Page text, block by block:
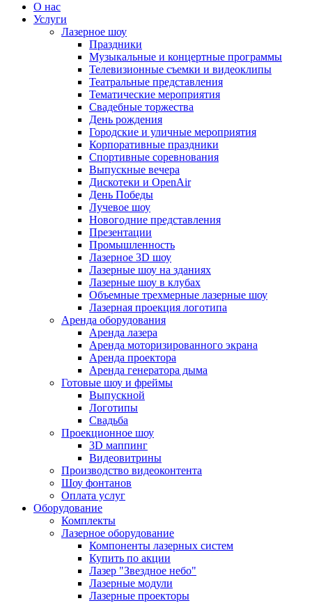
О нас
Услуги
Лазерное шоу
Праздники
Музыкальные и концертные программы
Телевизионные съемки и видеоклипы
Театральные представления
Тематические мероприятия
Свадебные торжества
День рождения
Городские и уличные мероприятия
Корпоративные праздники
Спортивные соревнования
Выпускные вечера
Дискотеки и OpenAir
День Победы
Лучевое шоу
Новогодние представления
Презентации
Промышленность
Лазерное 3D шоу
Лазерные шоу на зданиях
Лазерные шоу в клубах
Объемные трехмерные лазерные шоу
Лазерная проекция логотипа
Аренда оборудования
Аренда лазера
Аренда моторизированного экрана
Аренда проектора
Аренда генератора дыма
Готовые шоу и фреймы
Выпускной
Логотипы
Свадьба
Проекционное шоу
3D маппинг
Видеовитрины
Производство видеоконтента
Шоу фонтанов
Оплата услуг
Оборудование
Комплекты
Лазерное оборудование
Компоненты лазерных систем
Купить по акции
Лазер "Звездное небо"
Лазерные модули
Лазерные проекторы